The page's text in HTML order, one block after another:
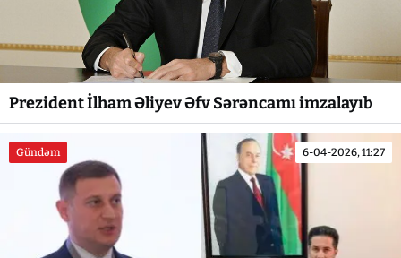
Prezident İlham Əliyev Əfv Sərəncamı imzalayıb
Gündəm 6-04-2026, 11:27